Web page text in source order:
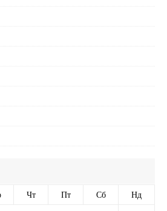
Чт Пт Сб
Нд